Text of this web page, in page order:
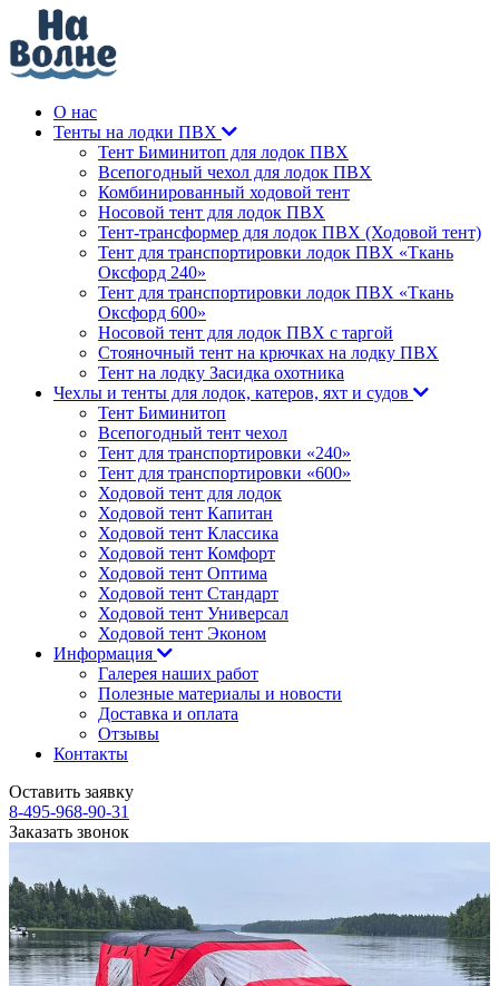
О нас
Тенты на лодки ПВХ
Тент Биминитоп для лодок ПВХ
Всепогодный чехол для лодок ПВХ
Комбинированный ходовой тент
Носовой тент для лодок ПВХ
Тент-трансформер для лодок ПВХ (Ходовой тент)
Тент для транспортировки лодок ПВХ «Ткань
Оксфорд 240»
Тент для транспортировки лодок ПВХ «Ткань
Оксфорд 600»
Носовой тент для лодок ПВХ с таргой
Стояночный тент на крючках на лодку ПВХ
Тент на лодку Засидка охотника
Чехлы и тенты для лодок, катеров, яхт и судов
Тент Биминитоп
Всепогодный тент чехол
Тент для транспортировки «240»
Тент для транспортировки «600»
Ходовой тент для лодок
Ходовой тент Капитан
Ходовой тент Классика
Ходовой тент Комфорт
Ходовой тент Оптима
Ходовой тент Стандарт
Ходовой тент Универсал
Ходовой тент Эконом
Информация
Галерея наших работ
Полезные материалы и новости
Доставка и оплата
Отзывы
Контакты
Оставить заявку
8-495-968-90-31
Заказать звонок